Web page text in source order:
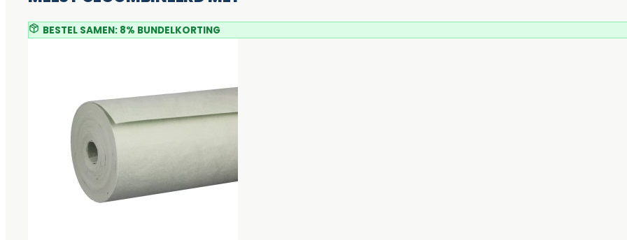
BESTEL SAMEN: 8% BUNDELKORTING